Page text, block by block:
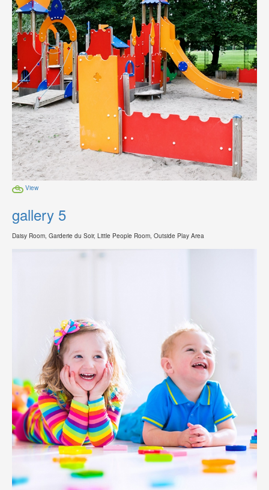
View
gallery 5
Daisy Room, Garderie du Soir, Little People Room, Outside Play Area